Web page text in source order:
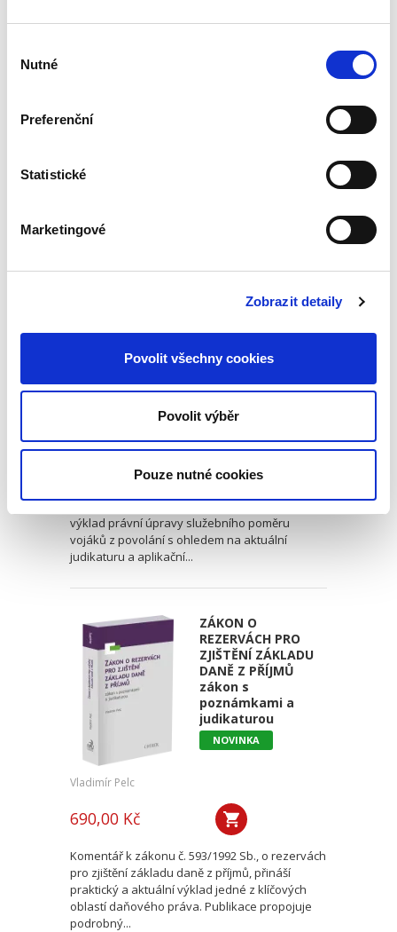
souhlasu
Nutné
Preferenční
Statistické
Marketingové
Zobrazit detaily
Povolit všechny cookies
Povolit výběr
Pouze nutné cookies
Cílem publikace je přiblížit obsah právní úpravy
věnovanému početným unijním předpisům v
povolání. Komentář
NOVINKA
Vojtěch Semerád
1 690,00 Kč
povolání, poskytuje ucelený a srozumitelný
výklad právní úpravy služebního poměru
vojáků z povolání s ohledem na aktuální
judikaturu a aplikační...
ZÁKON O
REZERVÁCH PRO
ZJIŠTĚNÍ ZÁKLADU
DANĚ Z PŘÍJMŮ
zákon s
poznámkami a
judikaturou
NOVINKA
Vladimír Pelc
690,00 Kč
Komentář k zákonu č. 593/1992 Sb., o rezervách
pro zjištění základu daně z příjmů, přináší
praktický a aktuální výklad jedné z klíčových
oblastí daňového práva. Publikace propojuje
podrobný...